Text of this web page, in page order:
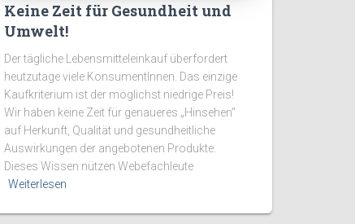
Keine Zeit für Gesundheit und
Umwelt!
Der tägliche Lebensmitteleinkauf überfordert
heutzutage viele KonsumentInnen. Das einzige
Kaufkriterium ist der möglichst niedrige Preis!
Wir haben keine Zeit für genaueres „Hinsehen“
auf Herkunft, Qualität und gesundheitliche
Auswirkungen der angebotenen Produkte.
Dieses Wissen nützen Webefachleute
Weiterlesen